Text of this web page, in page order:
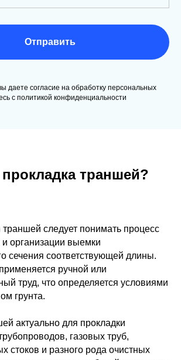
Отправить
даете согласие на обработку персональных
c политикой конфиденциальности
прокладка траншей?
следует понимать процесс
и организации выемки
сечения соответствующей длины.
ручной или
труд, что определяется условиями
грунта.
актуально для прокладки
газовых труб,
стоков и разного рода очистных